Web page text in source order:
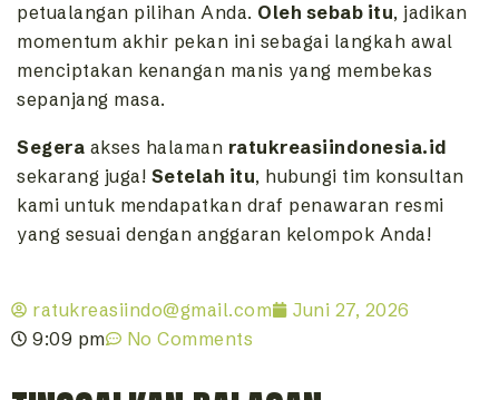
petualangan pilihan Anda. Oleh sebab itu, jadikan
momentum akhir pekan ini sebagai langkah awal
menciptakan kenangan manis yang membekas
sepanjang masa.
Segera akses halaman ratukreasiindonesia.id
sekarang juga! Setelah itu, hubungi tim konsultan
kami untuk mendapatkan draf penawaran resmi
yang sesuai dengan anggaran kelompok Anda!
ratukreasiindo@gmail.com
Juni 27, 2026
9:09 pm
No Comments